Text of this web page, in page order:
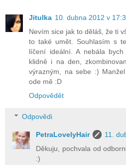
Jitulka 10. dubna 2012 v
Nevím sice jak to děláš, že ti
to také umět. Souhlasím s
líčení ideální. A nebála
klidně i na den,
výrazným, na sebe :)
ode mě :D
Odpovědět
Odpovědi
PetraLovelyHair
11.
Děkuju, pochvala od
:)